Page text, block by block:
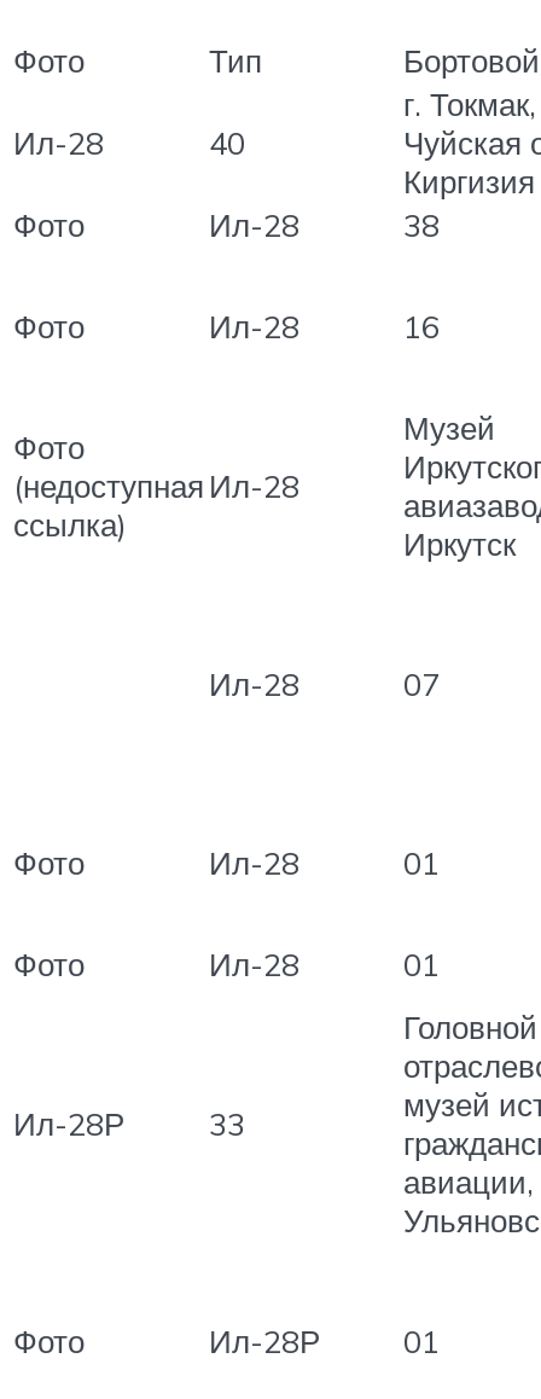
Фото Тип
Ил-28 40
г. Токмак,
Чуйская
Киргизия
Фото
Ил-28 38
Фото Ил-28 16
Фото
(недоступная
ссылка)
Ил-28
Музей
Иркутск
Ил-28 07
Фото Ил-28 01
Фото Ил-28 01
Ил-28Р 33
Головной
музей
авиации,
Фото Ил-28Р 01